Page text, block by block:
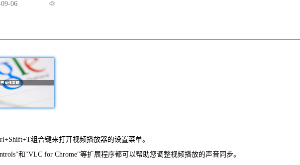
06
组合键来打开视频播放器的设置菜单。
和"VLC for Chrome"等扩展程序都可以帮助您调整视频播放的声音同步。